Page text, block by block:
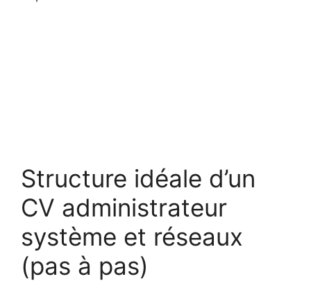
Structure idéale d’un
CV administrateur
système et réseaux
(pas à pas)